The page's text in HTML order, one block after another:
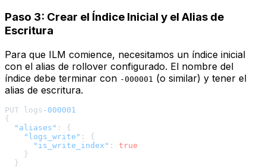
Paso 3: Crear el Índice Inicial y el Alias de
Escritura
Para que ILM comience, necesitamos un índice inicial
con el alias de rollover configurado. El nombre del
índice debe terminar con -000001 (o similar) y tener el
alias de escritura.
PUT logs -000001
{
"aliases" :
{
"logs_write" :
{
"is_write_index" :
true
}
}